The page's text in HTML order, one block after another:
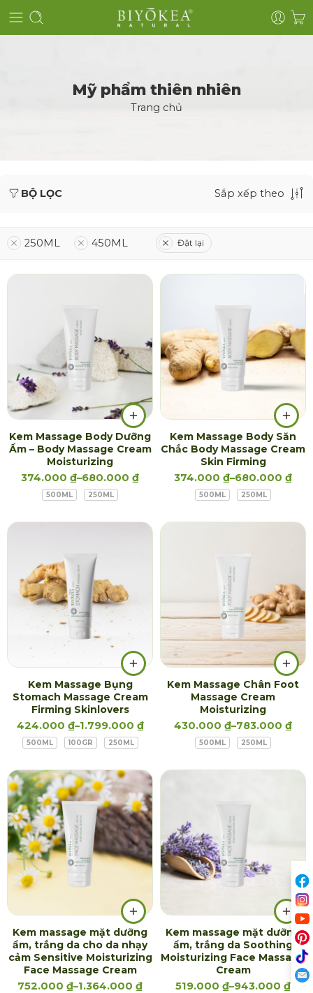
Mỹ phẩm thiên nhiên
Trang chủ
BỘ LỌC Sắp xếp theo
250ML 450ML Đặt lại
Kem Massage Body Dưỡng
Ẩm – Body Massage Cream
Moisturizing
374.000 ₫–680.000 ₫
500ML 250ML
Kem Massage Body Săn
Chắc Body Massage Cream
Skin Firming
374.000 ₫–680.000 ₫
500ML 250ML
Kem Massage Bụng
Stomach Massage Cream
Firming Skinlovers
424.000 ₫–1.799.000 ₫
500ML 100GR 250ML
Kem Massage Chân Foot
Massage Cream
Moisturizing
430.000 ₫–783.000 ₫
500ML 250ML
Kem massage mặt dưỡng
ẩm, trắng da cho da nhạy
cảm Sensitive Moisturizing
Face Massage Cream
752.000 ₫–1.364.000 ₫
Kem massage mặt dưỡng
ẩm, trắng da Soothing
Moisturizing Face Massage
Cream
519.000 ₫–943.000 ₫